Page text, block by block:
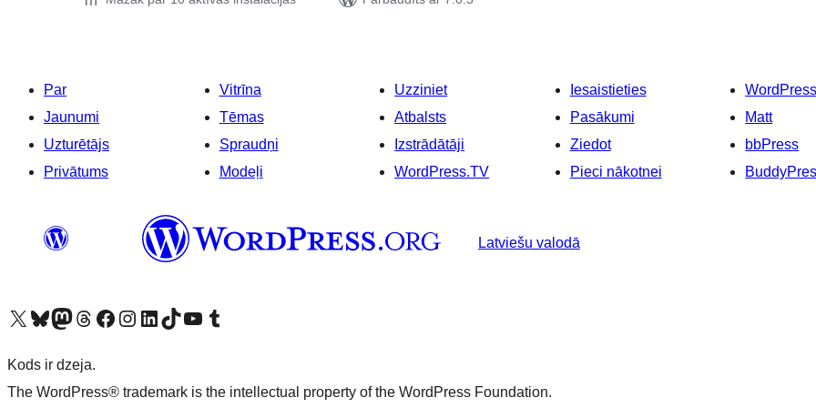
Par
Jaunumi
Uzturētājs
Privātums
Vitrīna
Tēmas
Spraudņi
Modeļi
Uzziniet
Atbalsts
Izstrādātāji
WordPress.TV
Iesaistieties
Pasākumi
Ziedot
Pieci nākotnei
Matt
bbPress
Latviešu valodā
Apmeklējiet mūsu X (agrāk Twitter) kontu
Apmeklējiet mūsu Bluesky kontu
Apmeklējiet mūsu Mastodon kontu
Apmeklējiet mūsu Threads kontu
Apmeklējiet mūsu Facebook lapuApmeklējiet mūsu Instagram kontu
Apmeklējiet mūsu LinkedIn kontu
Apmeklējiet mūsu TikTok kontu
Apmeklējiet mūsu YouTube kanālu
Apmeklējiet mūsu Tumblr kontu
Kods ir dzeja.
The WordPress® trademark is the intellectual property of the WordPress Foundation.